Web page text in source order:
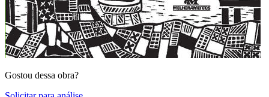
Gostou dessa obra?